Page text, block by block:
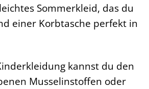
Sommerkleid, das du
einer Korbtasche perfekt in
kannst du den
Musselinstoffen oder